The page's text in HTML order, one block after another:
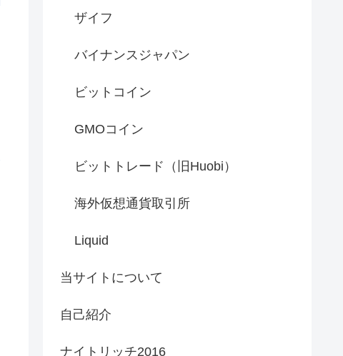
ザイフ
バイナンスジャパン
ビットコイン
GMOコイン
ビットトレード（旧Huobi）
海外仮想通貨取引所
Liquid
当サイトについて
自己紹介
ナイトリッチ2016